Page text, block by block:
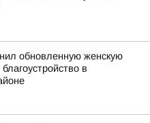
обновленную женскую
в